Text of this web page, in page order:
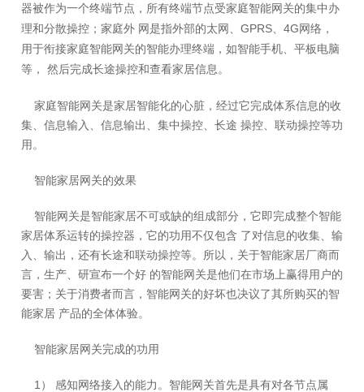
器被作为一个终端节点，所有终端节点受家庭智能网关的集中办
理和分散操控；家庭外 网是指外部的太网、GPRS、4G网络，
用于衔接家庭智能网关的智能办理终端，如智能手机、平板电脑
等， 然后完成长途操控和查看家居信息。
家庭智能网关是家居智能化的心脏，经过它完成体系信息的收
集、信息输入、信息输出、集中操控、长途 操控、联动操控等功
用。
智能家居网关的效果
智能网关是智能家居不可或缺的组成部分，它即完成整个智能
家居体系运转的操控器，它的功用不仅包含 了对信息的收集、输
入、输出，还有长途和联动操控等。所以，关于智能家居厂商而
言，生产、研宣布一个好 的智能网关是他们在市场上赢得用户的
要害；关于消费者而言，智能网关的好坏也决议了其所购买的智
能家居 产品的全体体验。
智能家居网关完成的功用
1） 感知网络接入的能力。智能网关首先是具有对各节点属